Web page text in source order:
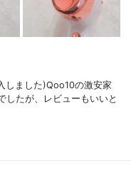
しました)Qoo10の激安家
したが、レビューもいいと